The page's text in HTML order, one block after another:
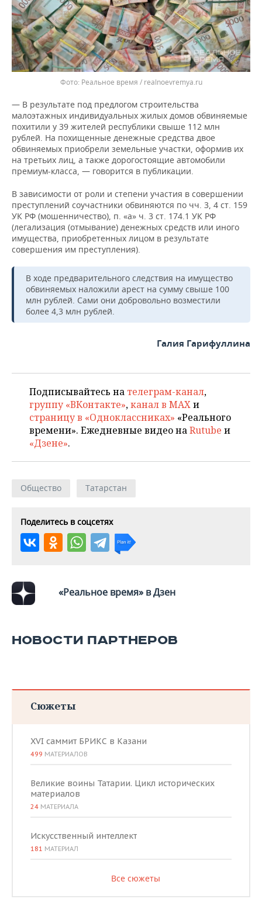
Реальное время / realnoevremya.ru
— В результате под предлогом строительства
малоэтажных индивидуальных жилых домов обвиняемые
похитили у 39 жителей республики свыше 112 млн
рублей. На похищенные денежные средства двое
обвиняемых приобрели земельные участки, оформив их
на третьих лиц, а также дорогостоящие автомобили
премиум-класса, — говорится в публикации.
В зависимости от роли и степени участия в совершении
преступлений соучастники обвиняются по чч. 3, 4 ст. 159
УК РФ (мошенничество), п. «а» ч. 3 ст. 174.1 УК РФ
(легализация (отмывание) денежных средств или иного
имущества, приобретенных лицом в результате
совершения им преступления).
В ходе предварительного следствия на имущество
обвиняемых наложили арест на сумму свыше 100
млн рублей. Сами они добровольно возместили
более 4,3 млн рублей.
Галия Гарифуллина
Подписывайтесь на телеграм-канал,
группу «ВКонтакте»,канал в MAXи
страницу в «Одноклассниках» «Реального
времени». Ежедневные видео наRutube и
«Дзене».
Общество Татарстан
Поделитесь в соцсетях
«Реальное время» в Дзен
НОВОСТИ ПАРТНЕРОВ
Сюжеты
XVI саммит БРИКС в Казани
499 МАТЕРИАЛОВ
Великие воины Татарии. Цикл исторических
материалов
24 МАТЕРИАЛА
Искусственный интеллект
181 МАТЕРИАЛ
Все сюжеты